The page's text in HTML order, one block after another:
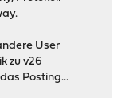
User
zu v26
Posting...